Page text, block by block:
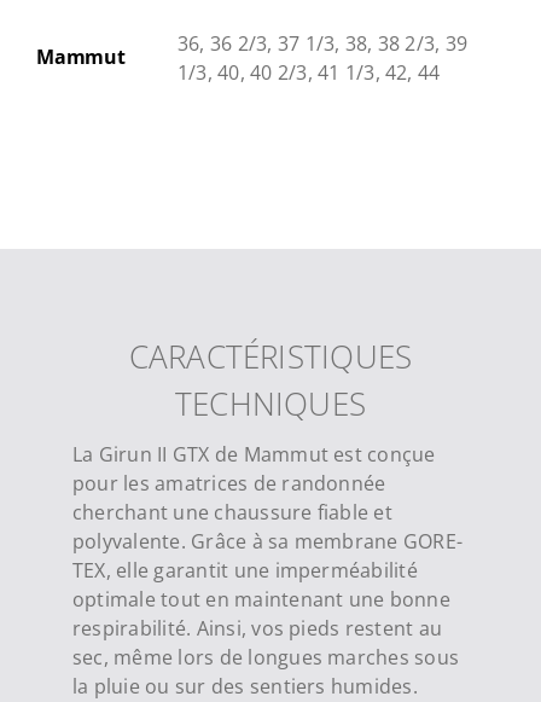
Mammut
36, 36 2/3, 37 1/3, 38, 38 2/3, 39
1/3, 40, 40 2/3, 41 1/3, 42, 44
CARACTÉRISTIQUES
TECHNIQUES
La Girun II GTX de Mammut est conçue
pour les amatrices de randonnée
cherchant une chaussure fiable et
polyvalente. Grâce à sa membrane GORE-
TEX, elle garantit une imperméabilité
optimale tout en maintenant une bonne
respirabilité. Ainsi, vos pieds restent au
sec, même lors de longues marches sous
la pluie ou sur des sentiers humides.